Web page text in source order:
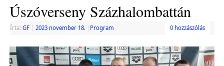
Úszóverseny Százhalombattán
Írta: GF 2023 november 18. Program 0 hozzászólás